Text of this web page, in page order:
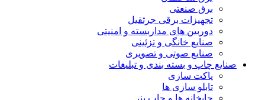
برق صنعتی
تجهیزات برقی جرثقیل
دوربین های مداربسته و امنیتی
صنایع خانگی و تزئینی
صنایع صوتی و تصویری
چاپ و بسته بندی و تبلیغات
پاکت سازی
تابلو سازی ها
چاپخانه ها و چاپ بنر